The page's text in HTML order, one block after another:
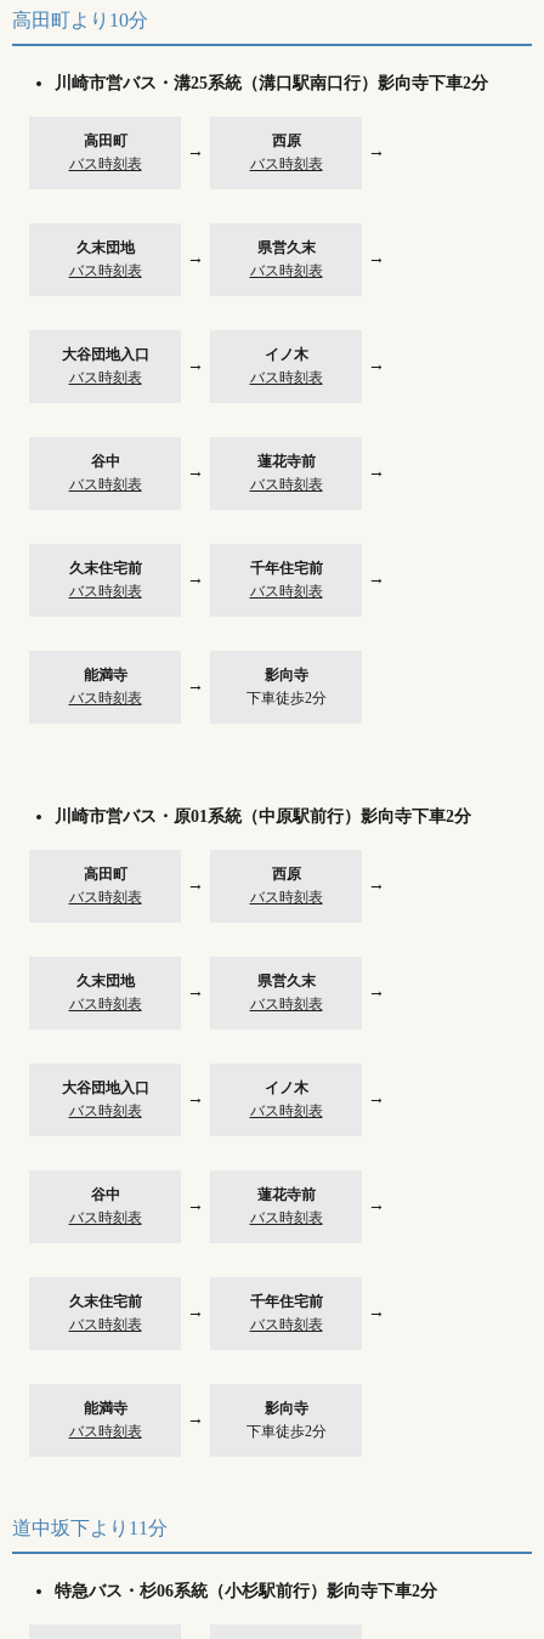
高田町より10分
川崎市営バス・溝25系統（溝口駅南口行）影向寺下車2分
高田町
バス時刻表
→
西原
バス時刻表
→
久末団地
バス時刻表
→
県営久末
バス時刻表
→
大谷団地入口
バス時刻表
→
イノ木
バス時刻表
→
谷中
バス時刻表
→
蓮花寺前
バス時刻表
→
久末住宅前
バス時刻表
→
千年住宅前
バス時刻表
→
能満寺
バス時刻表
→
影向寺
下車徒歩2分
川崎市営バス・原01系統（中原駅前行）影向寺下車2分
高田町
バス時刻表
→
西原
バス時刻表
→
久末団地
バス時刻表
→
県営久末
バス時刻表
→
大谷団地入口
バス時刻表
→
イノ木
バス時刻表
→
谷中
バス時刻表
→
蓮花寺前
バス時刻表
→
久末住宅前
バス時刻表
→
千年住宅前
バス時刻表
→
能満寺
バス時刻表
→
影向寺
下車徒歩2分
道中坂下より11分
特急バス・杉06系統（小杉駅前行）影向寺下車2分